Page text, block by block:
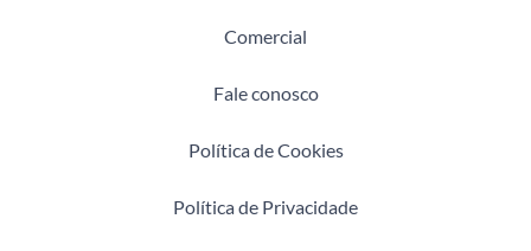
Comercial
Fale conosco
Política de Cookies
Política de Privacidade